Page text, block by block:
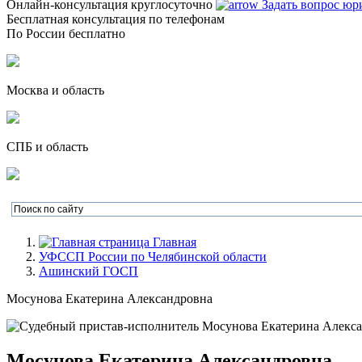
Онлайн-консультация круглосуточно
Задать вопрос
Бесплатная консультация по телефонам
По России бесплатно
Москва и область
СПБ и область
Главная
УФССП России по Челябинской области
Ашинский ГОСП
Мосунова Екатерина Александровна